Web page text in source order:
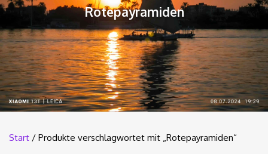
Rotepayramiden
Start / Produkte verschlagwortet mit „Rotepayramiden“